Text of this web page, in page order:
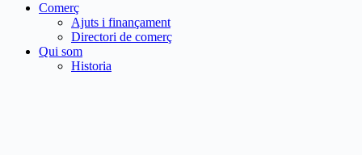
Comerç
Ajuts i finançament
Directori de comerç
Qui som
Historia